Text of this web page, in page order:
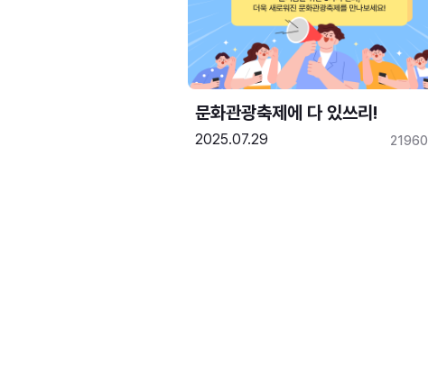
문화관광축제에 다 있쓰리!
2025.07.29 21960